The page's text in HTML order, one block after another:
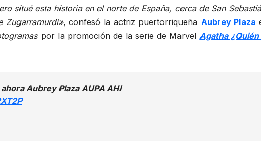
situé esta historia en el norte de España, cerca de San
Zugarramurdi», confesó la actriz puertorriqueña Aubrey Plaza
por la promoción de la serie de Marvel Agatha
Aubrey Plaza AUPA AHI